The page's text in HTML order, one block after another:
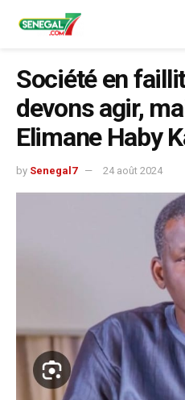
Société en
devons agir,
Elimane Haby
by Senegal7 24 août 2024